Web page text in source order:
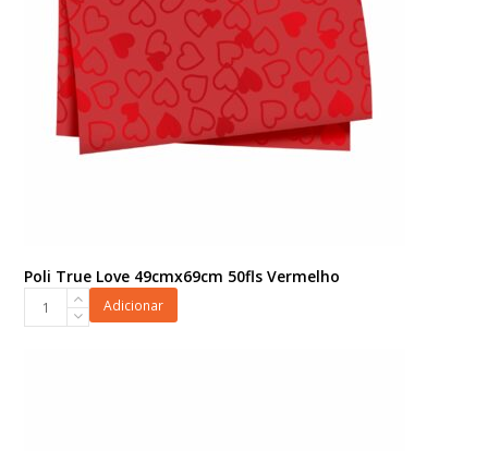
Poli True Love 49cmx69cm 50fls Vermelho
Adicionar